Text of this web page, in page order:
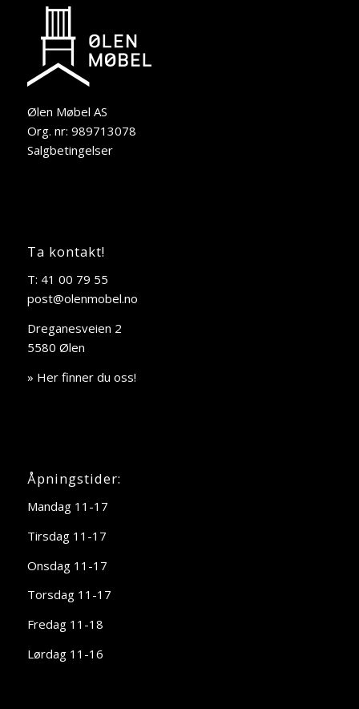
Ølen Møbel AS
Org. nr: 989713078
Salgbetingelser
Ta kontakt!
T: 41 00 79 55
post@olenmobel.no
Dreganesveien 2
5580 Ølen
» Her finner du oss!
Åpningstider:
Mandag 11-17
Tirsdag 11-17
Onsdag 11-17
Torsdag 11-17
Fredag 11-18
Lørdag 11-16